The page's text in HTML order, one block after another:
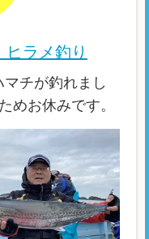
ラメ釣り
チが釣れまし
めお休みです。